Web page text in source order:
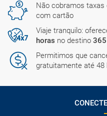
Não cobramos
com cartão
Viaje tranquilo:
horas no destino
Permitimos que
gratuitamente até 48